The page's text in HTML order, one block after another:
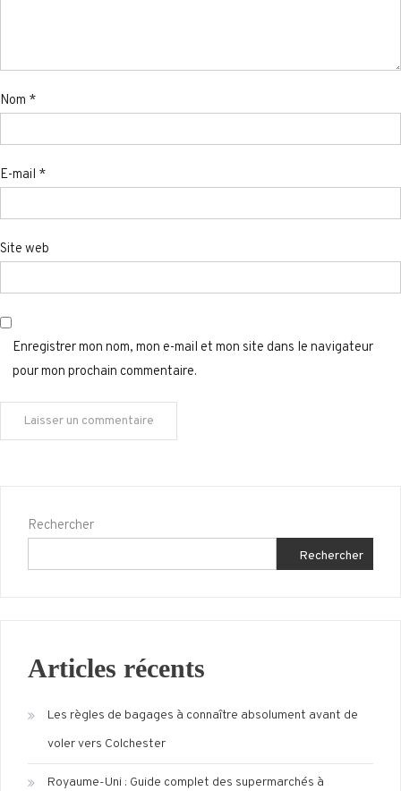
Nom *
E-mail *
Site web
Enregistrer mon nom, mon e-mail et mon site dans le navigateur
pour mon prochain commentaire.
Rechercher
Rechercher
Articles récents
Les règles de bagages à connaître absolument avant de
voler vers Colchester
Royaume-Uni : Guide complet des supermarchés à